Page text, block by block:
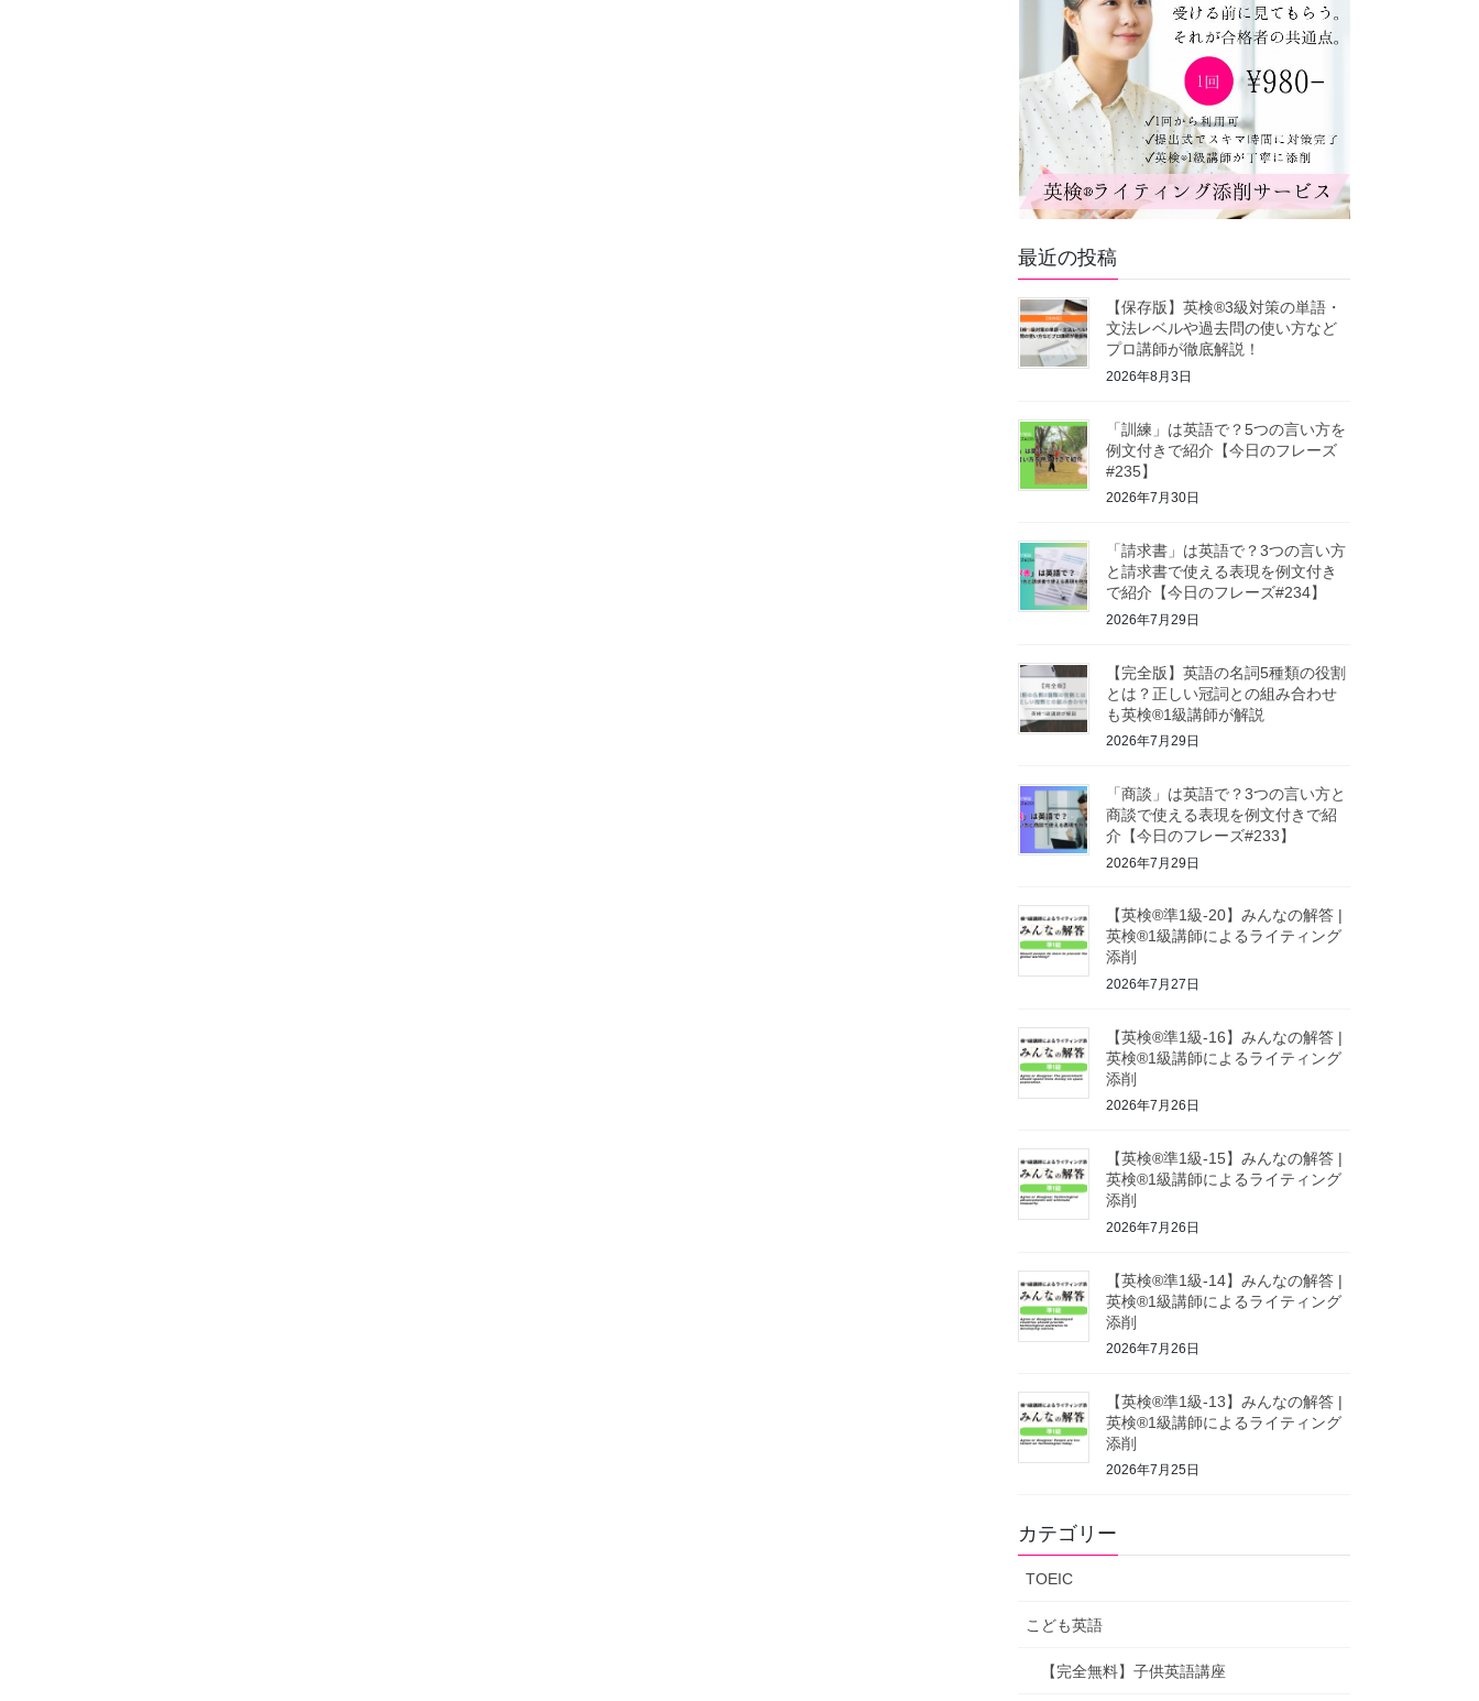
最近の投稿
【保存版】英検®3級対策の単語・
文法レベルや過去問の使い方など
プロ講師が徹底解説！
2026年8月3日
「訓練」は英語で？5つの言い方を
例文付きで紹介【今日のフレーズ
#235】
2026年7月30日
「請求書」は英語で？3つの言い方
と請求書で使える表現を例文付き
で紹介【今日のフレーズ#234】
2026年7月29日
【完全版】英語の名詞5種類の役割
とは？正しい冠詞との組み合わせ
も英検®1級講師が解説
2026年7月29日
「商談」は英語で？3つの言い方と
商談で使える表現を例文付きで紹
介【今日のフレーズ#233】
2026年7月29日
【英検®準1級-20】みんなの解答 |
英検®1級講師によるライティング
添削
2026年7月27日
【英検®準1級-16】みんなの解答 |
英検®1級講師によるライティング
添削
2026年7月26日
【英検®準1級-15】みんなの解答 |
英検®1級講師によるライティング
添削
2026年7月26日
【英検®準1級-14】みんなの解答 |
英検®1級講師によるライティング
添削
2026年7月26日
【英検®準1級-13】みんなの解答 |
英検®1級講師によるライティング
添削
2026年7月25日
カテゴリー
TOEIC
こども英語
【完全無料】子供英語講座